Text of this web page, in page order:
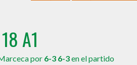
A1
por 6-3 6-3en el partido